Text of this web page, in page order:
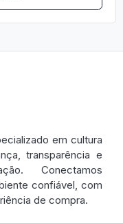
em cultura
transparência e
Conectamos
confiável, com
de compra.